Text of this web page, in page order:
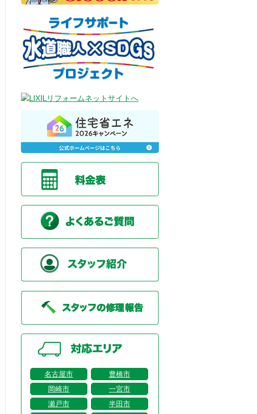
名古屋市
豊橋市
岡崎市
一宮市
瀬戸市
半田市